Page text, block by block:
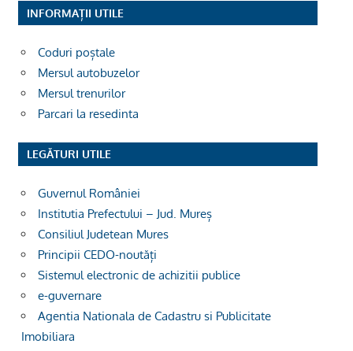
INFORMAȚII UTILE
Coduri poștale
Mersul autobuzelor
Mersul trenurilor
Parcari la resedinta
LEGĂTURI UTILE
Guvernul României
Institutia Prefectului – Jud. Mureș
Consiliul Judetean Mures
Principii CEDO-noutăți
Sistemul electronic de achizitii publice
e-guvernare
Agentia Nationala de Cadastru si Publicitate
Imobiliara